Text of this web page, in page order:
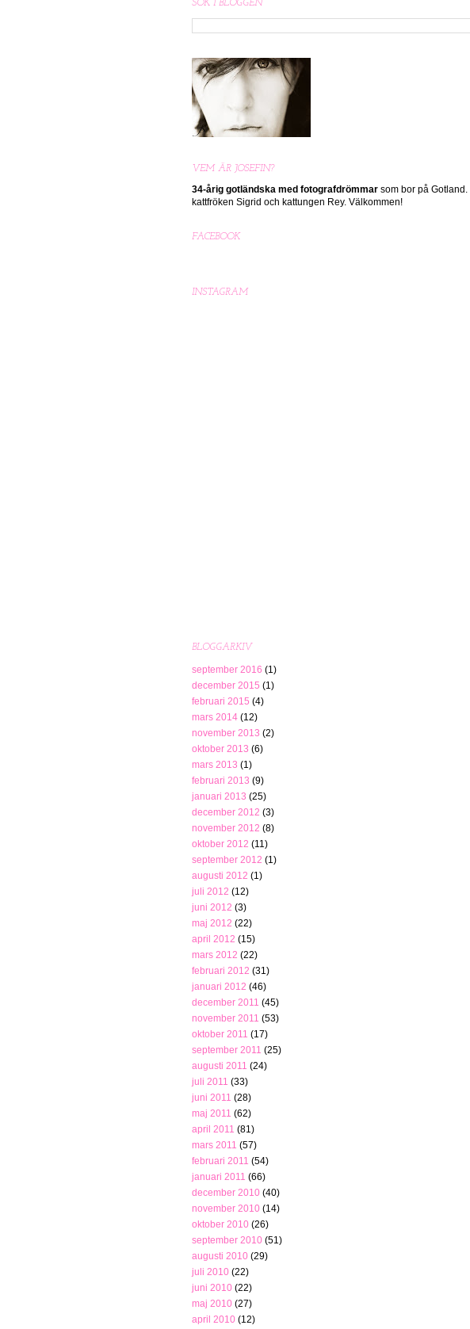
SÖK I BLOGGEN
VEM ÄR JOSEFIN?
34-årig gotländska med fotografdrömmar som bor på
kattfröken Sigrid och kattungen Rey. Välkommen!
FACEBOOK
INSTAGRAM
BLOGGARKIV
september 2016 (1)
december 2015 (1)
februari 2015 (4)
mars 2014 (12)
november 2013 (2)
oktober 2013 (6)
mars 2013 (1)
februari 2013 (9)
januari 2013 (25)
december 2012 (3)
november 2012 (8)
oktober 2012 (11)
september 2012 (1)
augusti 2012 (1)
juli 2012 (12)
juni 2012 (3)
maj 2012 (22)
april 2012 (15)
mars 2012 (22)
februari 2012 (31)
januari 2012 (46)
december 2011 (45)
november 2011 (53)
oktober 2011 (17)
september 2011 (25)
augusti 2011 (24)
juli 2011 (33)
juni 2011 (28)
maj 2011 (62)
april 2011 (81)
mars 2011 (57)
februari 2011 (54)
januari 2011 (66)
december 2010 (40)
november 2010 (14)
oktober 2010 (26)
september 2010 (51)
augusti 2010 (29)
juli 2010 (22)
juni 2010 (22)
maj 2010 (27)
april 2010 (12)